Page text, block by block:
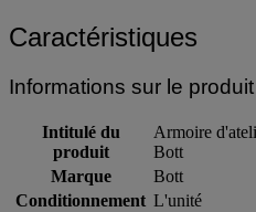
Caractéristiques
Informations sur le produit
Intitulé du
produit
Armoire
Bott
Marque
Bott
Conditionnement L'unité